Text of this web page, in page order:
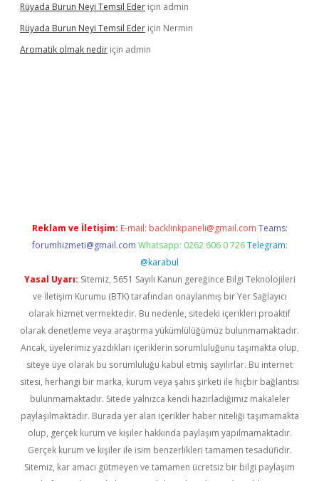
Rüyada Burun Neyi Temsil Eder için admin
Rüyada Burun Neyi Temsil Eder için Nermin
Aromatik olmak nedir için admin
Reklam ve İletişim: E-mail: backlinkpaneli@gmail.com Teams:
forumhizmeti@gmail.com Whatsapp: 0262 606 0 726 Telegram:
@karabul
Yasal Uyarı: Sitemiz, 5651 Sayılı Kanun gereğince Bilgi Teknolojileri
ve İletişim Kurumu (BTK) tarafından onaylanmış bir Yer Sağlayıcı
olarak hizmet vermektedir. Bu nedenle, sitedeki içerikleri proaktif
olarak denetleme veya araştırma yükümlülüğümüz bulunmamaktadır.
Ancak, üyelerimiz yazdıkları içeriklerin sorumluluğunu taşımakta olup,
siteye üye olarak bu sorumluluğu kabul etmiş sayılırlar. Bu internet
sitesi, herhangi bir marka, kurum veya şahıs şirketi ile hiçbir bağlantısı
bulunmamaktadır. Sitede yalnızca kendi hazırladığımız makaleler
paylaşılmaktadır. Burada yer alan içerikler haber niteliği taşımamakta
olup, gerçek kurum ve kişiler hakkında paylaşım yapılmamaktadır.
Gerçek kurum ve kişiler ile isim benzerlikleri tamamen tesadüfidir.
Sitemiz, kar amacı gütmeyen ve tamamen ücretsiz bir bilgi paylaşım